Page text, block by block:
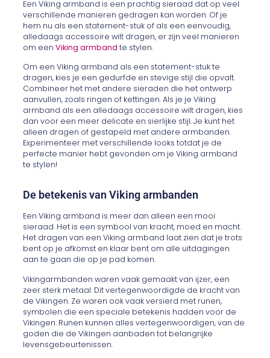
Een Viking armband is een prachtig sieraad dat op veel
verschillende manieren gedragen kan worden. Of je
hem nu als een statement-stuk of als een eenvoudig,
alledaags accessoire wilt dragen, er zijn veel manieren
om eenViking armband te stylen.
Om een Viking armband als een statement-stuk te
dragen, kies je een gedurfde en stevige stijl die opvalt.
Combineer het met andere sieraden die het ontwerp
aanvullen, zoals ringen of kettingen. Als je je Viking
armband als een alledaags accessoire wilt dragen, kies
dan voor een meer delicate en sierlijke stijl. Je kunt het
alleen dragen of gestapeld met andere armbanden.
Experimenteer met verschillende looks totdat je de
perfecte manier hebt gevonden om je Viking armband
te stylen!
De betekenis van Viking armbanden
Een Viking armband is meer dan alleen een mooi
sieraad. Het is een symbool van kracht, moed en macht.
Het dragen van een Viking armband laat zien dat je trots
bent op je afkomst en klaar bent om alle uitdagingen
aan te gaan die op je pad komen.
Vikingarmbanden waren vaak gemaakt van ijzer, een
zeer sterk metaal. Dit vertegenwoordigde de kracht van
de Vikingen. Ze waren ook vaak versierd met runen,
symbolen die een speciale betekenis hadden voor de
Vikingen. Runen kunnen alles vertegenwoordigen, van de
goden die de Vikingen aanbaden tot belangrijke
levensgebeurtenissen.